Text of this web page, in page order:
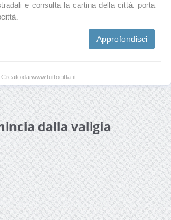
e consulta la cartina della città: porta
Approfondisci
Creato da www.tuttocitta.it
dalla valigia